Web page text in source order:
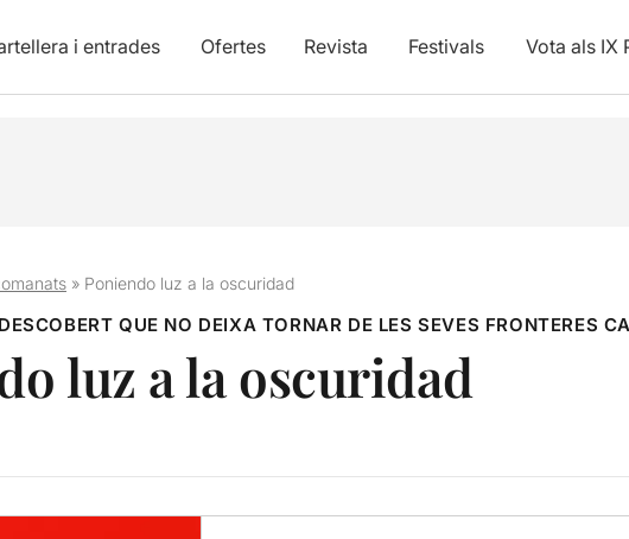
i entrades Ofertes Revista Festivals Vota als IX
» Poniendo luz a la oscuridad
QUE NO DEIXA TORNAR DE LES SEVES FRONTERES
luz a la oscuridad